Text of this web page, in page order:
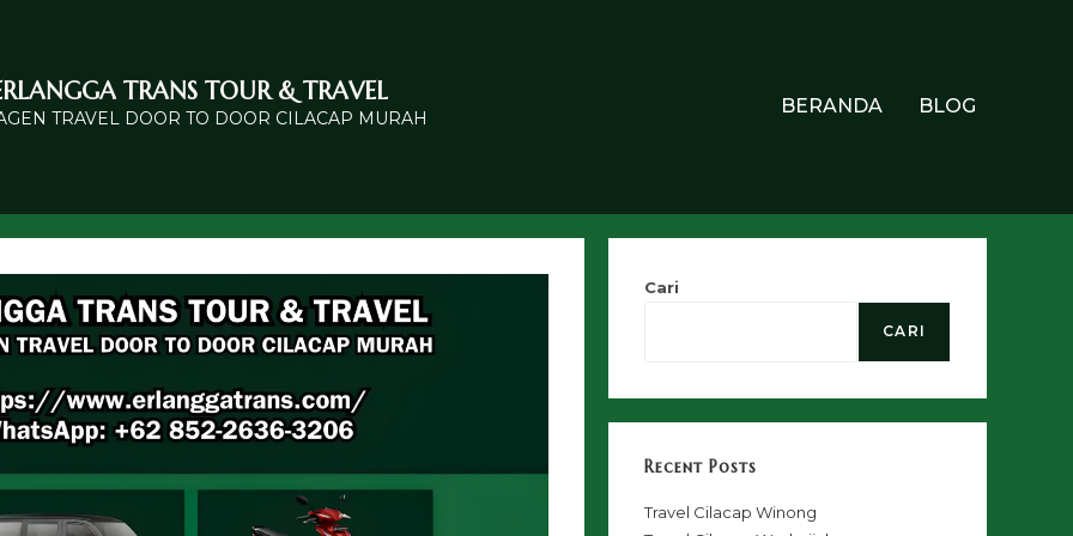
TRANS TOUR & TRAVEL
TRAVEL DOOR TO DOOR CILACAP MURAH
BERANDA BLOG
Cari
CARI
Recent Posts
Travel Cilacap Winong